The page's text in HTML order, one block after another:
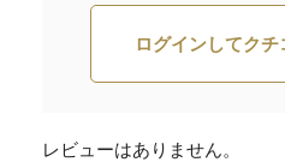
ログインしてク
レビューはありません。